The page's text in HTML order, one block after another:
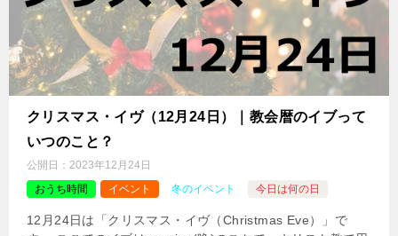
クリスマス・イヴ（12月24日）｜教会暦のイブって
いつのこと？
公開日： 2023年12月24日
おうち時間
イベント 冬のイベント 今日は何の日
12月24日は「クリスマス・イヴ（Christmas Eve）」で